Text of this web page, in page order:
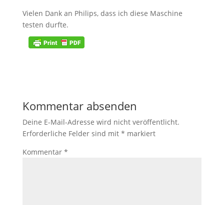
Vielen Dank an Philips, dass ich diese Maschine
testen durfte.
Kommentar absenden
Deine E-Mail-Adresse wird nicht veröffentlicht.
Erforderliche Felder sind mit * markiert
Kommentar *